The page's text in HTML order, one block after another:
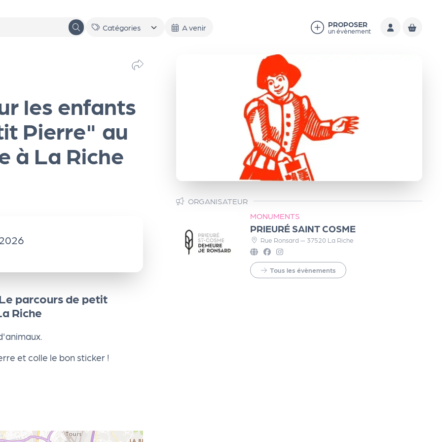
A venir PROPOSER
un évènement
les enfants
Pierre" au
à La Riche
parcours de petit
Riche
et colle le bon sticker !
ORGANISATEUR
MONUMENTS
PRIEURÉ SAINT COSME
Rue Ronsard — 37520 La Riche
Tous les évènements